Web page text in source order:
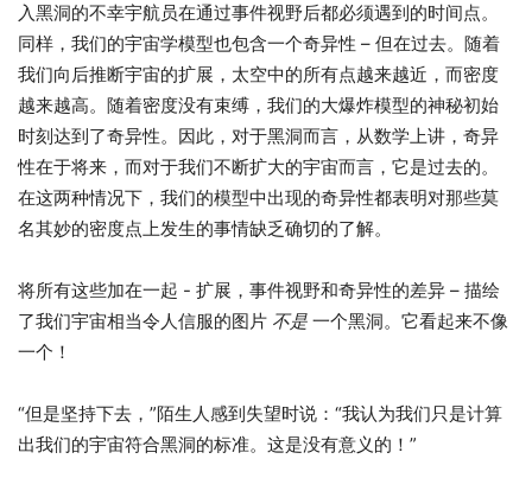
入黑洞的不幸宇航员在通过事件视野后都必须遇到的时间点。
同样，我们的宇宙学模型也包含一个奇异性 – 但在过去。随着
我们向后推断宇宙的扩展，太空中的所有点越来越近，而密度
越来越高。随着密度没有束缚，我们的大爆炸模型的神秘初始
时刻达到了奇异性。因此，对于黑洞而言，从数学上讲，奇异
性在于将来，而对于我们不断扩大的宇宙而言，它是过去的。
在这两种情况下，我们的模型中出现的奇异性都表明对那些莫
名其妙的密度点上发生的事情缺乏确切的了解。
将所有这些加在一起 ​​- 扩展，事件视野和奇异性的差异 – 描绘
了我们宇宙相当令人信服的图片 不是 一个黑洞。它看起来不像
一个！
“但是坚持下去，”陌生人感到失望时说：“我认为我们只是计算
出我们的宇宙符合黑洞的标准。这是没有意义的！”